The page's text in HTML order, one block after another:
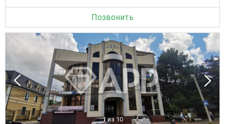
Позвонить
1 из 10